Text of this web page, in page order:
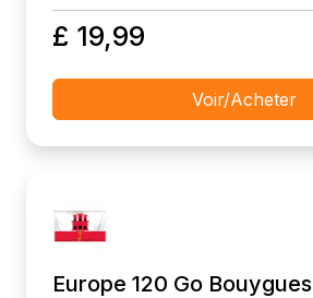
£ 19,99
Voir/Acheter
Europe 120 Go Bouygues